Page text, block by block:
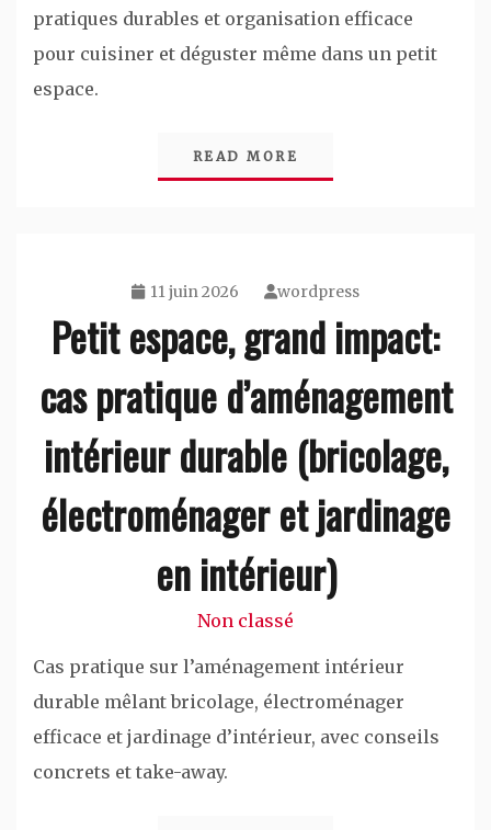
pratiques durables et organisation efficace
pour cuisiner et déguster même dans un petit
espace.
READ MORE
11 juin 2026 wordpress
Petit espace, grand impact:
cas pratique d’aménagement
intérieur durable (bricolage,
électroménager et jardinage
en intérieur)
Non classé
Cas pratique sur l’aménagement intérieur
durable mêlant bricolage, électroménager
efficace et jardinage d’intérieur, avec conseils
concrets et take-away.